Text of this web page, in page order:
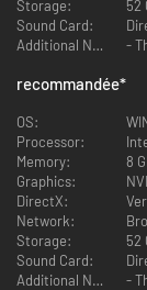
Un environnement
climats les plus
neige, des sources
briser à tout instant
série "Monster
◆ De nombreux
Le Givre éternel est
monstres terrifiants,
furieux Banbaro, ou
Storage:
52
Sound Card:
Additional Notes:
-
recommandée*
OS:
Processor:
Memory:
8
Graphics:
DirectX:
Network:
Storage:
52
Sound Card:
Additional Notes:
-